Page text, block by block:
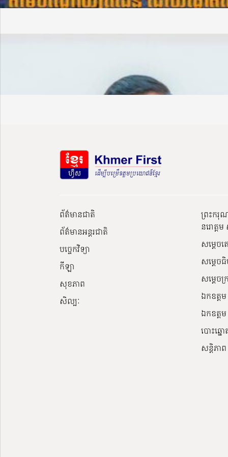
ព័ត៌មានជាតិ
ព័ត៌មានអន្តរជាតិ
បច្ចេកវិទ្យា
កីឡា
សុខភាព
សិល្បៈ
ព្រះករុ
នរោត្ត
សម្តេច
សម្ដេច
សម្ដេច
ឯកឧត្ត
ឯកឧត្ត
បោះឆ្នោ
សន្តិភាព